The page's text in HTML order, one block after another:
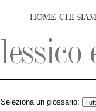
HOME CHI
Seleziona un glossario: